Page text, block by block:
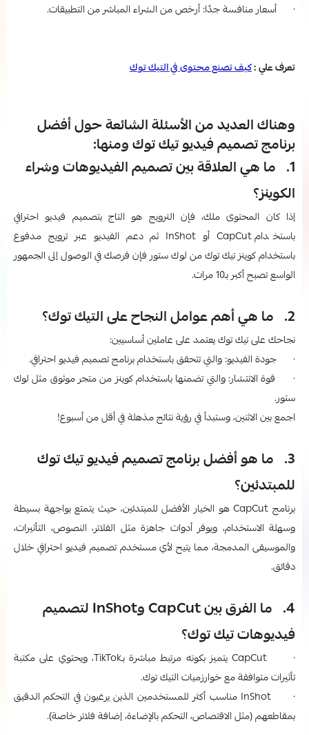
· أسعار منافسة جدًا: أرخص من الشراء المباشر من التطبيقات.
تعرف علي :كيف تصنع محتوى في التيك توك
وهناك العديد من الأسئلة الشائعة حول أفضل
برنامج تصميم فيديو تيك توك ومنها:
1. ما هي العلاقة بين تصميم الفيديوهات وشراء
الكوينز؟
إذا كان المحتوى ملك، فإن الترويج هو التاج بتصميم فيديو احترافي
باستخدام CapCut أو InShot ثم دعم الفيديو عبر ترويج مدفوع
باستخدام كوينز تيك توك من لوك ستور فإن فرصك في الوصول إلى الجمهور
الواسع تصبح أكبر بـ10 مرات.
2. ما هي أهم عوامل النجاح على التيك توك؟
نجاحك على تيك توك يعتمد على عاملين أساسيين:
· جودة الفيديو: والتي تتحقق باستخدام برنامج تصميم فيديو احترافي.
· قوة الانتشار: والتي تضمنها باستخدام كوينز من متجر موثوق مثل لوك
ستور.
اجمع بين الاثنين، وستبدأ في رؤية نتائج مذهلة في أقل من أسبوع!
3. ما هو أفضل برنامج تصميم فيديو تيك توك
للمبتدئين؟
برنامج CapCut هو الخيار الأفضل للمبتدئين، حيث يتمتع بواجهة بسيطة
وسهلة الاستخدام، ويوفر أدوات جاهزة مثل الفلاتر، النصوص، التأثيرات،
والموسيقى المدمجة، مما يتيح لأي مستخدم تصميم فيديو احترافي خلال
دقائق.
4. ما الفرق بين CapCut وInShot لتصميم
فيديوهات تيك توك؟
· CapCut يتميز بكونه مرتبط مباشرة بـTikTok، ويحتوي على مكتبة
تأثيرات متوافقة مع خوارزميات التيك توك.
· InShot مناسب أكثر للمستخدمين الذين يرغبون في التحكم الدقيق
بمقاطعهم (مثل الاقتصاص، التحكم بالإضاءة، إضافة فلاتر خاصة).